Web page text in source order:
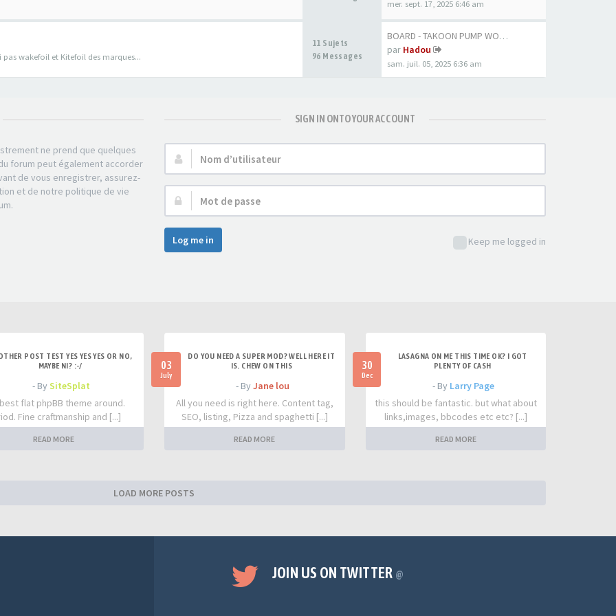
mer. sept. 17, 2025 6:46 am
wakefoil et Kitefoil des marques...
11 Sujets
96 Messages
BOARD - TAKOON PUMP WOOD 80CM
par Hadou
sam. juil. 05, 2025 6:36 am
ne prend que quelques
forum peut également accorder
de vous enregistrer, assurez-
et de notre politique de vie
SIGN IN ONTO YOUR ACCOUNT
Nom
d’utilisateur :
Mot
de
passe :
Keep me logged in
Log me in
POST TEST YES YES YES OR NO,
MAYBE NI? :-/
- BySiteSplat
flat phpBB theme around.
Fine craftmanship and [...]
READ MORE
03
July
DO YOU NEED A SUPER MOD? WELL HERE IT
IS. CHEW ON THIS
- By Jane lou
All you need is right here. Content tag,
SEO, listing, Pizza and spaghetti [...]
READ MORE
30
Dec
LASAGNA ON ME THIS TIME OK? I GOT
PLENTY OF CASH
- By Larry Page
this should be fantastic. but what about
links,images, bbcodes etc etc? [...]
READ MORE
LOAD MORE POSTS
JOIN US ON TWITTER @